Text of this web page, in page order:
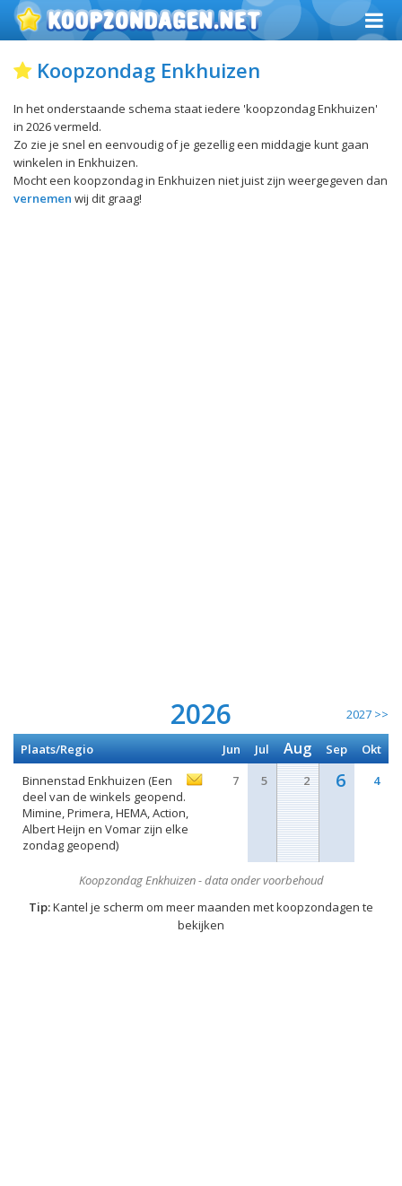
Koopzondag Enkhuizen
In het onderstaande schema staat iedere 'koopzondag Enkhuizen'
in 2026 vermeld.
Zo zie je snel en eenvoudig of je gezellig een middagje kunt gaan
winkelen in Enkhuizen.
Mocht een koopzondag in Enkhuizen niet juist zijn weergegeven dan
vernemen wij dit graag!
2026 2027 >>
Koopzondag Enkhuizen - data onder voorbehoud
Plaats/Regio Jun Jul Aug Sep
Okt
Binnenstad Enkhuizen (Een
deel van de winkels geopend.
Mimine, Primera, HEMA, Action,
Albert Heijn en Vomar zijn elke
zondag geopend)
7 5 2 6 4
Tip:Kantel je scherm om meer maanden met koopzondagen te
bekijken